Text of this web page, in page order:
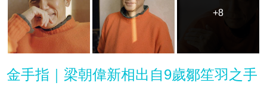
+8
+8
金手指｜梁朝偉新相出自9歲鄒笙羽之手